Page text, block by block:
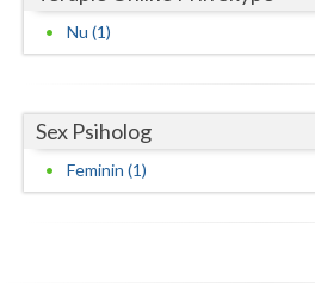
Mehedinti
Neamt
Olt
Nu (1)
Sex Psiholog
Feminin (1)